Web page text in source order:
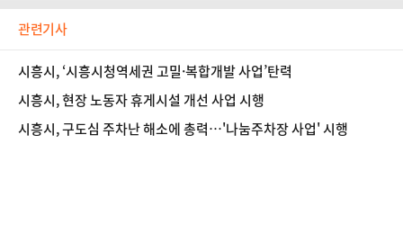
관련기사
시흥시, ‘시흥시청역세권 고밀·복합개발 사업’탄력
시흥시, 현장 노동자 휴게시설 개선 사업 시행
시흥시, 구도심 주차난 해소에 총력…'나눔주차장 사업' 시행